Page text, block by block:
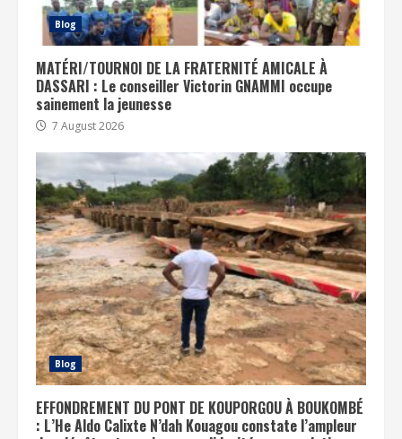
Blog
MATÉRI/TOURNOI DE LA FRATERNITÉ AMICALE À
DASSARI : Le conseiller Victorin GNAMMI occupe
sainement la jeunesse
7 August 2026
Blog
EFFONDREMENT DU PONT DE KOUPORGOU À BOUKOMBÉ
: L’He Aldo Calixte N’dah Kouagou constate l’ampleur